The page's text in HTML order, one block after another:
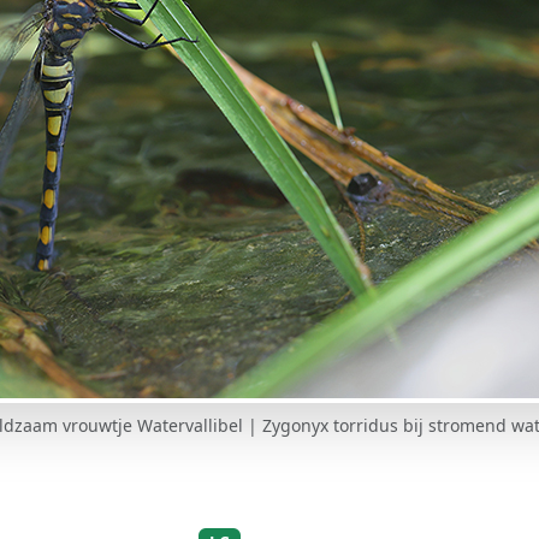
vrouwtje Watervallibel | Zygonyx torridus bij stromend